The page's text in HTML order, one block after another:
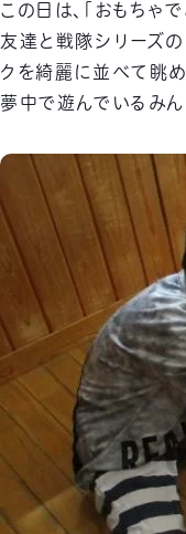
この日は、「おもちゃ
友達と戦隊シリーズの
クを綺麗に並べて眺
夢中で遊んでいるみ